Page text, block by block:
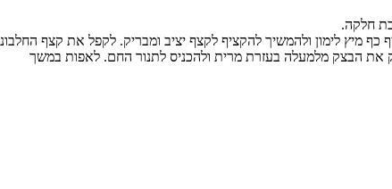
מיץ לימון ולהמשיך להקציף לקצף יציב ומבריק. לקפל את קצף
את הבצק מלמעלה בעזרת מרית ולהכניס לתנור החם. לאפות במשך